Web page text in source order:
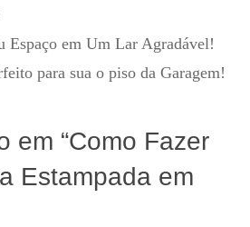
Espaço em Um Lar Agradável!
para sua o piso da Garagem!
em “Como Fazer
Estampada em